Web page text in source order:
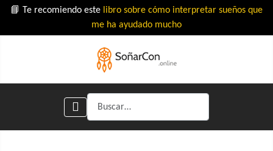
📘 Te recomiendo este libro sobre cómo interpretar sueños que
me ha ayudado mucho
Buscar